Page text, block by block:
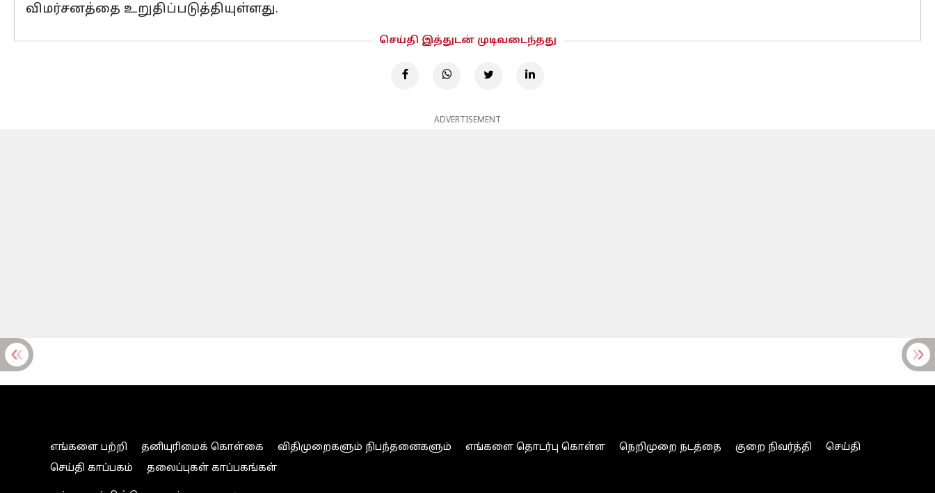
விமர்சனத்தை உறுதிப்படுத்தியுள்ளது.
செய்தி இத்துடன் முடிவடைந்தது
ADVERTISEMENT
எங்களை பற்றி தனியுரிமைக் கொள்கை விதிமுறைகளும் நிபந்தனைகளும் எங்களை தொடர்பு கொள்ள நெறிமுறை நடத்தை குறை நிவர்த்தி
செய்தி
செய்தி காப்பகம்
தலைப்புகள் காப்பகங்கள்